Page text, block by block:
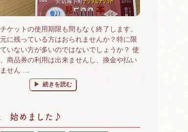
ケットの使用期限も間もなく終了します。
に残っている方はおられませんか？特に限
いない方が多いのではないでしょうか？ 使
商品券の利用は出来ませんし、換金や払い
せん …
“元気城下町チケット、間もなく終了です。” の
続きを読む
始めました♪